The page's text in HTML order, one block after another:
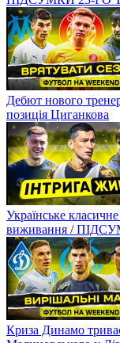
Дебют нового
позиція Циганкова
Українське
виживання /
Криза Динамо